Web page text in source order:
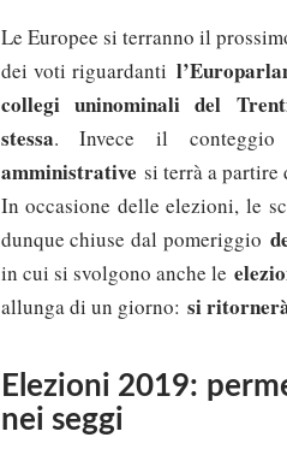
Le Europee si terranno il
dei voti riguardanti
collegi uninominali del
stessa. Invece il
amministrative si terrà a partire
In occasione delle elezioni, le
dunque chiuse dal pomeriggio
in cui si svolgono anche le
allunga di un giorno: si
Elezioni 2019:
nei seggi